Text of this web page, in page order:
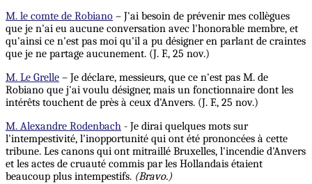
M. le comte de Robiano – J'ai besoin de prévenir mes collègues
que je n'ai eu aucune conversation avec l'honorable membre, et
qu'ainsi ce n'est pas moi qu'il a pu désigner en parlant de craintes
que je ne partage aucunement. (J. F., 25 nov.)
M. Le Grelle – Je déclare, messieurs, que ce n'est pas M. de
Robiano que j'ai voulu désigner, mais un fonctionnaire dont les
intérêts touchent de près à ceux d'Anvers. (J. F., 25 nov.)
M. Alexandre Rodenbach - Je dirai quelques mots sur
l'intempestivité, l'inopportunité qui ont été prononcées à cette
tribune. Les canons qui ont mitraillé Bruxelles, l'incendie d'Anvers
et les actes de cruauté commis par les Hollandais étaient
beaucoup plus intempestifs. (Bravo.)